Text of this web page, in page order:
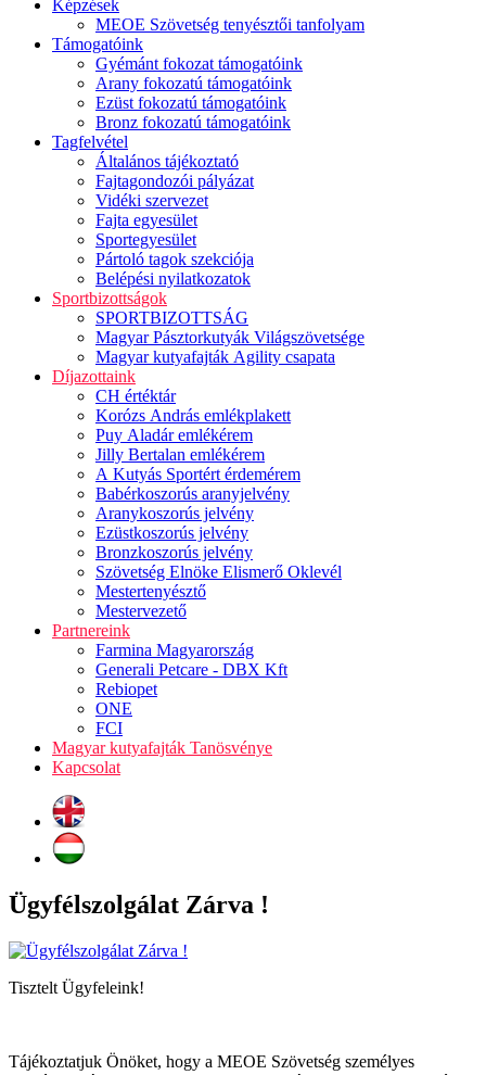
Képzések
MEOE Szövetség tenyésztői tanfolyam
Támogatóink
Gyémánt fokozat támogatóink
Arany fokozatú támogatóink
Ezüst fokozatú támogatóink
Bronz fokozatú támogatóink
Tagfelvétel
Általános tájékoztató
Fajtagondozói pályázat
Vidéki szervezet
Fajta egyesület
Sportegyesület
Pártoló tagok szekciója
Belépési nyilatkozatok
Sportbizottságok
SPORTBIZOTTSÁG
Magyar Pásztorkutyák Világszövetsége
Magyar kutyafajták Agility csapata
Díjazottaink
CH értéktár
Korózs András emlékplakett
Puy Aladár emlékérem
Jilly Bertalan emlékérem
A Kutyás Sportért érdemérem
Babérkoszorús aranyjelvény
Aranykoszorús jelvény
Ezüstkoszorús jelvény
Bronzkoszorús jelvény
Szövetség Elnöke Elismerő Oklevél
Mestertenyésztő
Mestervezető
Partnereink
Farmina Magyarország
Generali Petcare - DBX Kft
Rebiopet
ONE
FCI
Magyar kutyafajták Tanösvénye
Kapcsolat
Ügyfélszolgálat Zárva !
Tisztelt Ügyfeleink!
Tájékoztatjuk Önöket, hogy a MEOE Szövetség személyes